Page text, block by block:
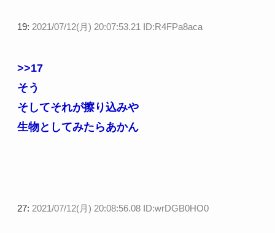
19: 2021/07/12(月) 20:07:53.21 ID:R4FPa8aca
>>17
そう
そしてそれが擦り込みや
生物としてみたらあかん
27: 2021/07/12(月) 20:08:56.08 ID:wrDGB0HO0